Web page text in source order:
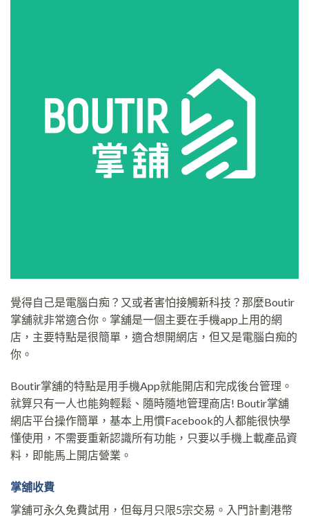
覺得自己是電腦白痴？又或者害怕接觸新科技？那麼Boutir
掌舖就非常適合你。掌舖是一個主要在手機app上用的網
店，主要特點是很簡單，適合想開網店，但又是電腦白痴的
你。
Boutir掌舖的特點是用手機App就能開店和完成後台管理。
就算只有一人也能夠輕鬆、隨時隨地管理商店! Boutir掌舖
網店平台操作簡單，基本上用慣Facebook的人都能很快學
懂使用，不需要重新認識所有功能，只要以手機上載產品資
料，即能馬上開店營業。
掌舖收費
掌舖可永久免費試用，但每月只限5宗交易。入門計劃港幣